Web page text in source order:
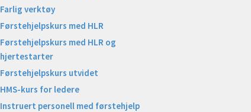
Farlig verktøy
Førstehjelpskurs med HLR
Førstehjelpskurs med HLR og
hjertestarter
Førstehjelpskurs utvidet
HMS-kurs for ledere
Instruert personell med førstehjelp